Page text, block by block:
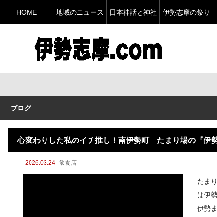
HOME 地域のニュース 日本神話と神社 伊勢志摩の祭り
ブログ
心変わりした私のイチ推し！南伊勢町 たまり場の『伊
2026.03.24 飲食店
たま
は伊
伊勢